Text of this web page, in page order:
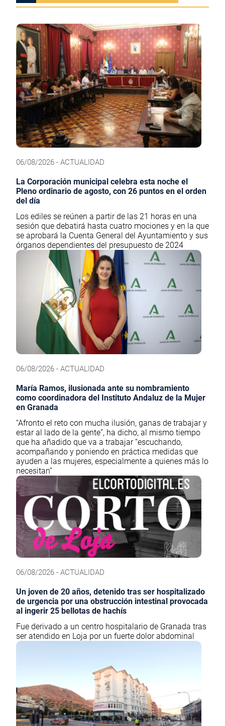
06/08/2026 - ACTUALIDAD
La Corporación municipal celebra esta noche el
Pleno ordinario de agosto, con 26 puntos en el orden
del día
Los ediles se reúnen a partir de las 21 horas en una
sesión que debatirá hasta cuatro mociones y en la que
se aprobará la Cuenta General del Ayuntamiento y sus
órganos dependientes del presupuesto de 2024
06/08/2026 - ACTUALIDAD
María Ramos, ilusionada ante su nombramiento
como coordinadora del Instituto Andaluz de la Mujer
en Granada
“Afronto el reto con mucha ilusión, ganas de trabajar y
estar al lado de la gente”, ha dicho, al mismo tiempo
que ha añadido que va a trabajar “escuchando,
acompañando y poniendo en práctica medidas que
ayuden a las mujeres, especialmente a quienes más lo
necesitan”
06/08/2026 - ACTUALIDAD
Un joven de 20 años, detenido tras ser hospitalizado
de urgencia por una obstrucción intestinal provocada
al ingerir 25 bellotas de hachís
Fue derivado a un centro hospitalario de Granada tras
ser atendido en Loja por un fuerte dolor abdominal